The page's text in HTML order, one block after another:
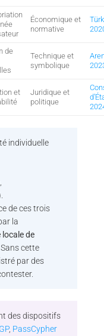
Économique et
normative
de
Technique et
symbolique
et
Juridique et
politique
individuelle
de ces trois
la
locale de
cette
par des
des dispositifs
, PassCypher